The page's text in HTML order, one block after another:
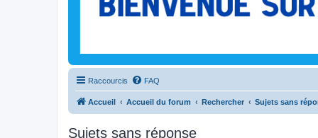
Raccourcis FAQ
Accueil Accueil du forum Rechercher Sujets sans
Sujets sans réponse